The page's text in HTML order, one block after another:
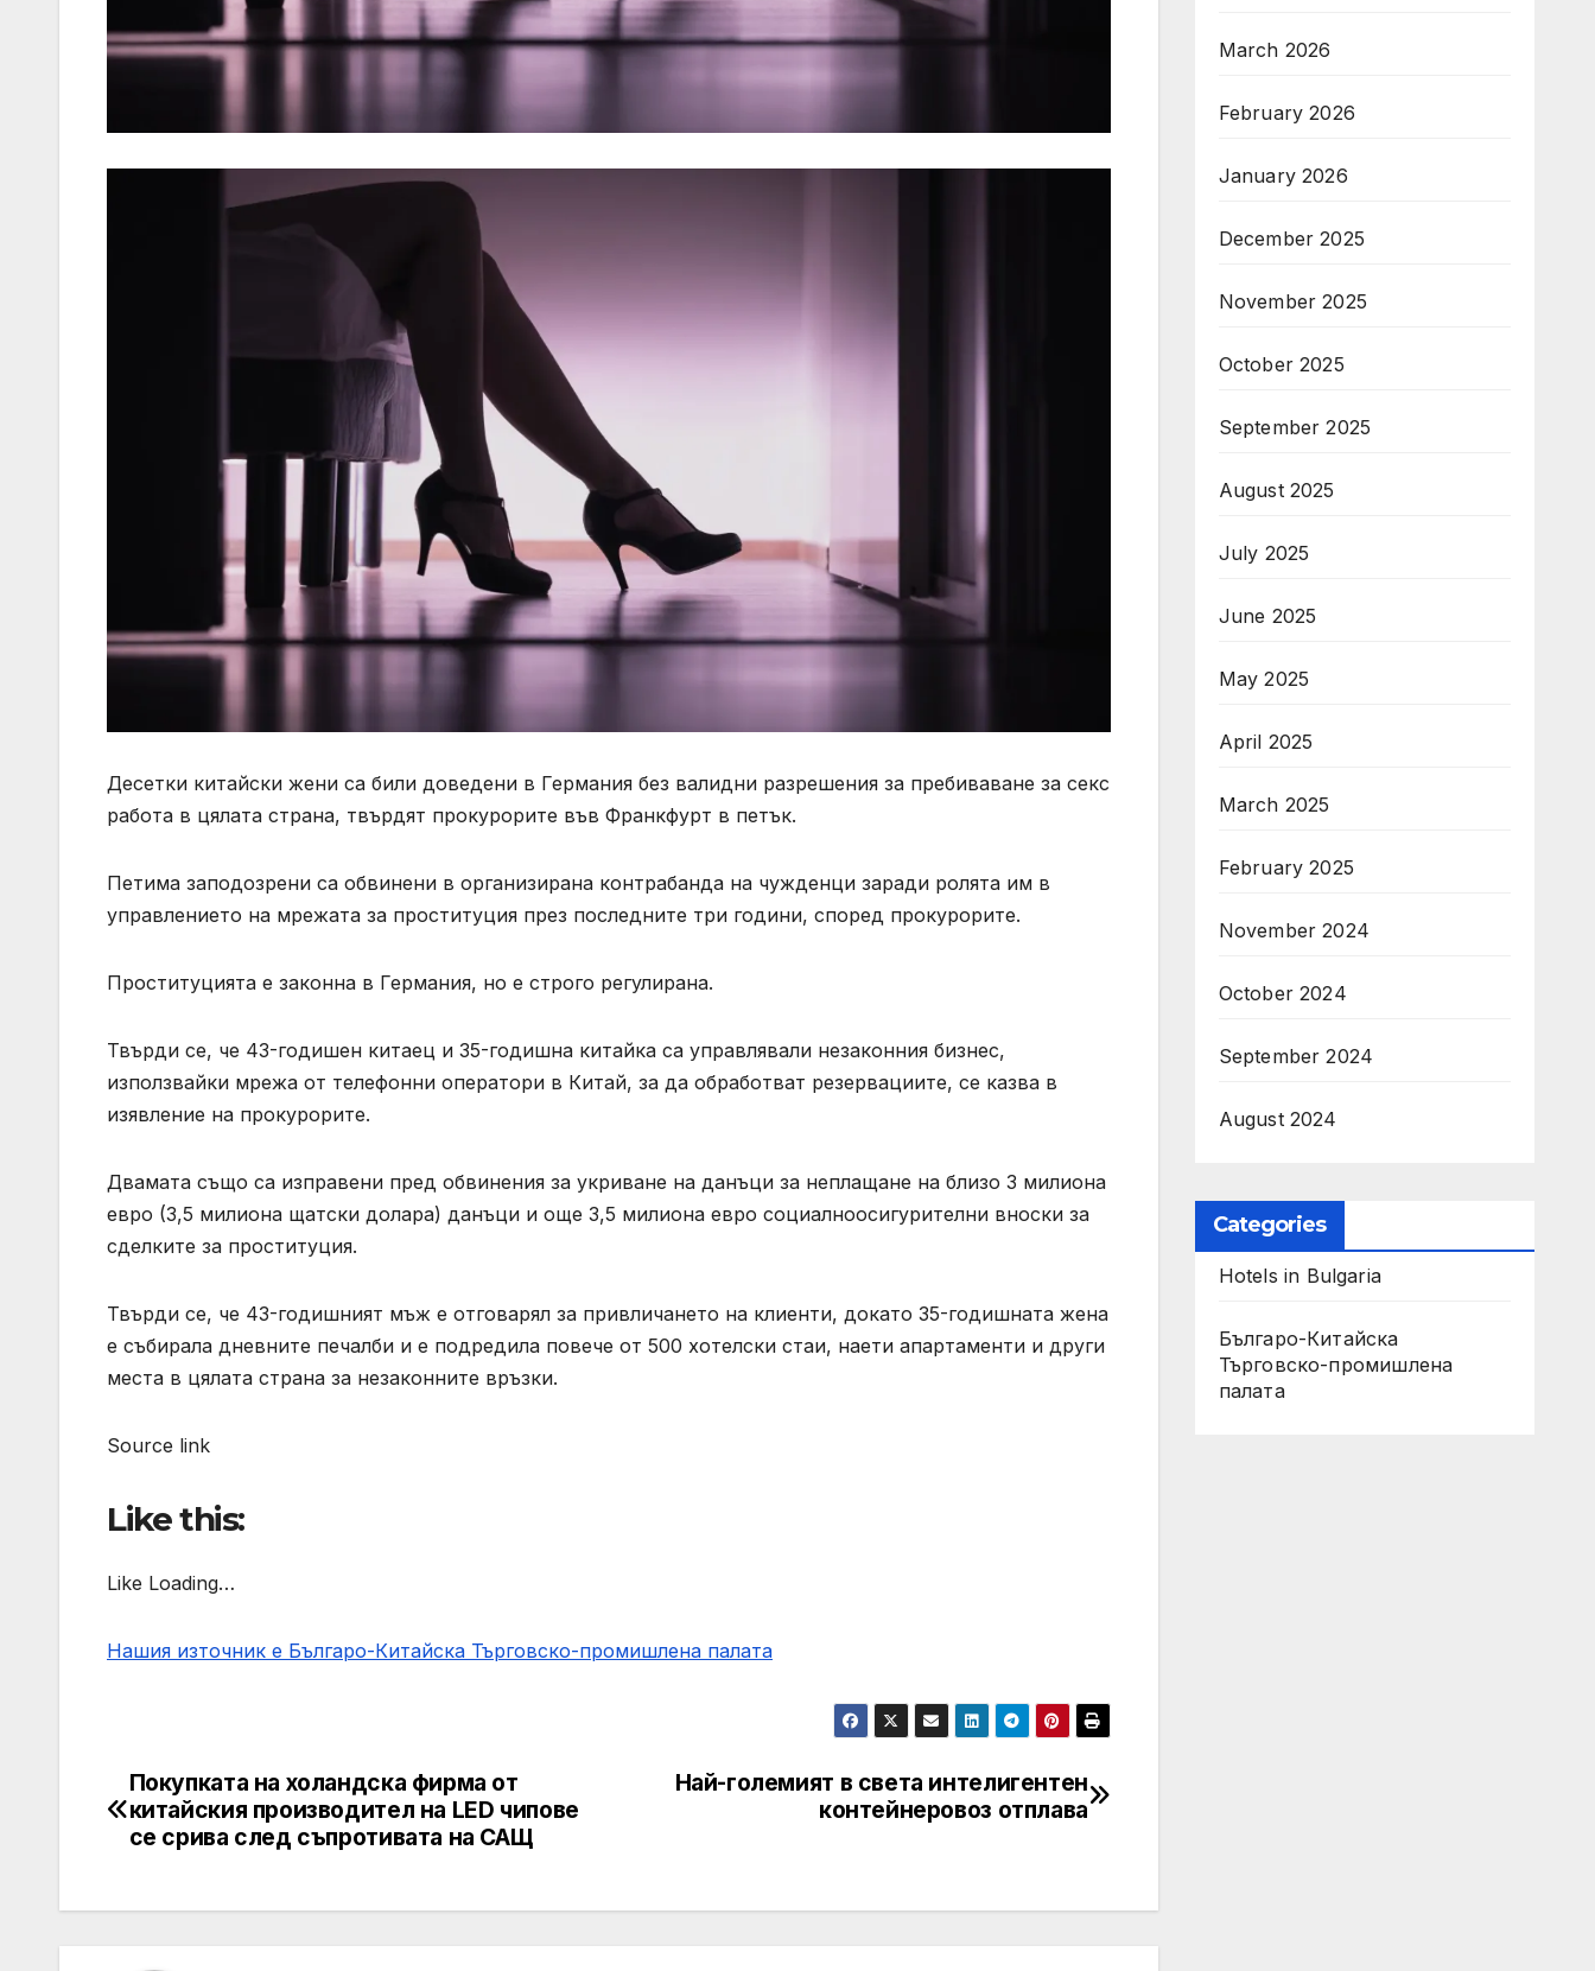
Десетки китайски жени са били доведени в Германия без валидни разрешения за пребиваване за секс
работа в цялата страна, твърдят прокурорите във Франкфурт в петък.
Петима заподозрени са обвинени в организирана контрабанда на чужденци заради ролята им в
управлението на мрежата за проституция през последните три години, според прокурорите.
Проституцията е законна в Германия, но е строго регулирана.
Твърди се, че 43-годишен китаец и 35-годишна китайка са управлявали незаконния бизнес,
използвайки мрежа от телефонни оператори в Китай, за да обработват резервациите, се казва в
изявление на прокурорите.
Двамата също са изправени пред обвинения за укриване на данъци за неплащане на близо 3 милиона
евро (3,5 милиона щатски долара) данъци и още 3,5 милиона евро социалноосигурителни вноски за
сделките за проституция.
Твърди се, че 43-годишният мъж е отговарял за привличането на клиенти, докато 35-годишната жена
е събирала дневните печалби и е подредила повече от 500 хотелски стаи, наети апартаменти и други
места в цялата страна за незаконните връзки.
Source link
Like this:
Like Loading…
Нашия източник е Българо-Китайска Търговско-промишлена палaта
Post
navigation
Най-големият в света интелигентен
контейнеровоз отплава
Покупката на холандска фирма от
китайския производител на LED чипове
се срива след съпротивата на САЩ
March 2026
February 2026
January 2026
December 2025
November 2025
October 2025
September 2025
August 2025
July 2025
June 2025
May 2025
April 2025
March 2025
February 2025
November 2024
October 2024
September 2024
August 2024
Categories
Hotels in Bulgaria
Българо-Китайска
Търговско-промишлена
палaта